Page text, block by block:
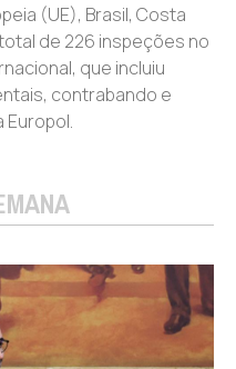
(UE), Brasil, Costa
de 226 inspeções no
que incluiu
contrabando e
Europol.